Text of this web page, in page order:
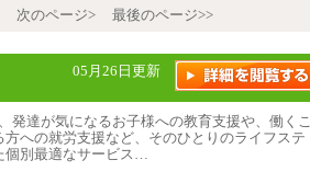
次のページ> 最後のページ>>
05月26日更新
発達が気になるお子様への教育支援や、働くこ
方への就労支援など、そのひとりのライフステ
個別最適なサービス…